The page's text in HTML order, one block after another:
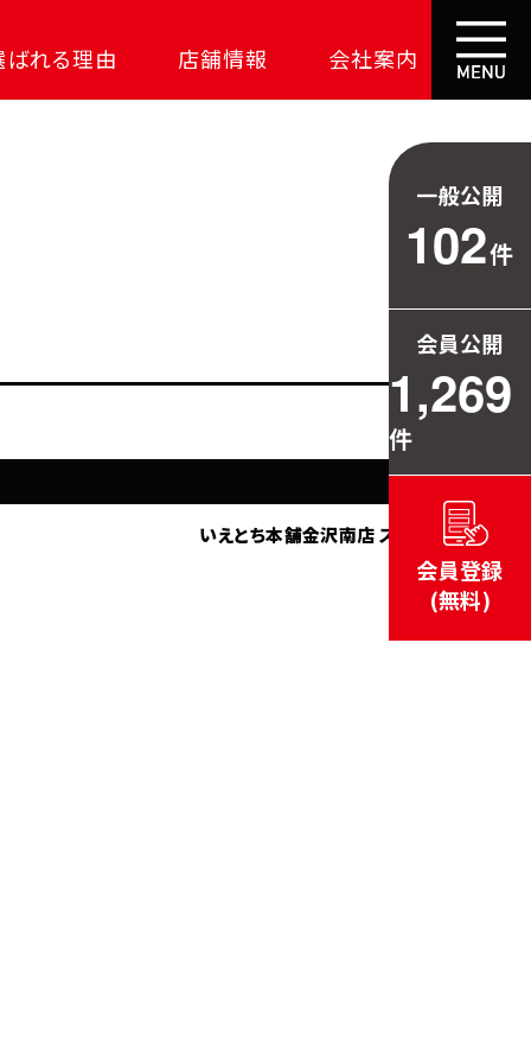
ばれる理由
功の土地探し
店舗情報 会社案内
いえとち本舗金沢南店 スタッフ
一般公開
102件
会員公開
1,269
件
会員登録
(無料)